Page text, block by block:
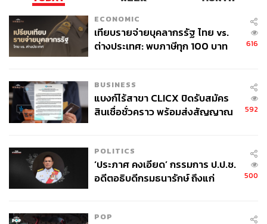
ECONOMIC
เทียบรายจ่ายบุคลากรรัฐ ไทย vs.
ต่างประเทศ: พบภาษีทุก 100 บาท
616
BUSINESS
แบงก์ไร้สาขา CLICX ปิดรับสมัคร
สินเชื่อชั่วคราว พร้อมส่งสัญญาณ
592
POLITICS
‘ประภาศ คงเอียด’ กรรมการ ป.ป.ช.
อดีตอธิบดีกรมธนารักษ์ ถึงแก่
500
POP